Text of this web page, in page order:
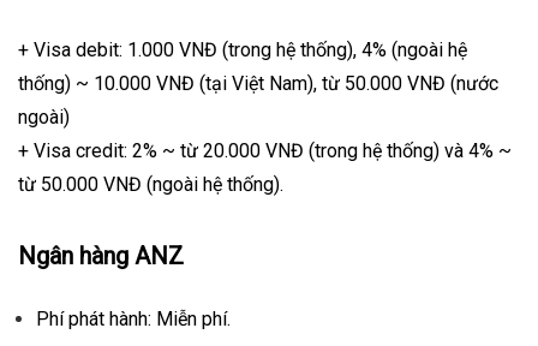
+ Visa debit: 1.000 VNĐ (trong hệ thống), 4% (ngoài hệ
thống) ~ 10.000 VNĐ (tại Việt Nam), từ 50.000 VNĐ (nước
ngoài)
+ Visa credit: 2% ~ từ 20.000 VNĐ (trong hệ thống) và 4% ~
từ 50.000 VNĐ (ngoài hệ thống).
Ngân hàng ANZ
Phí phát hành: Miễn phí.